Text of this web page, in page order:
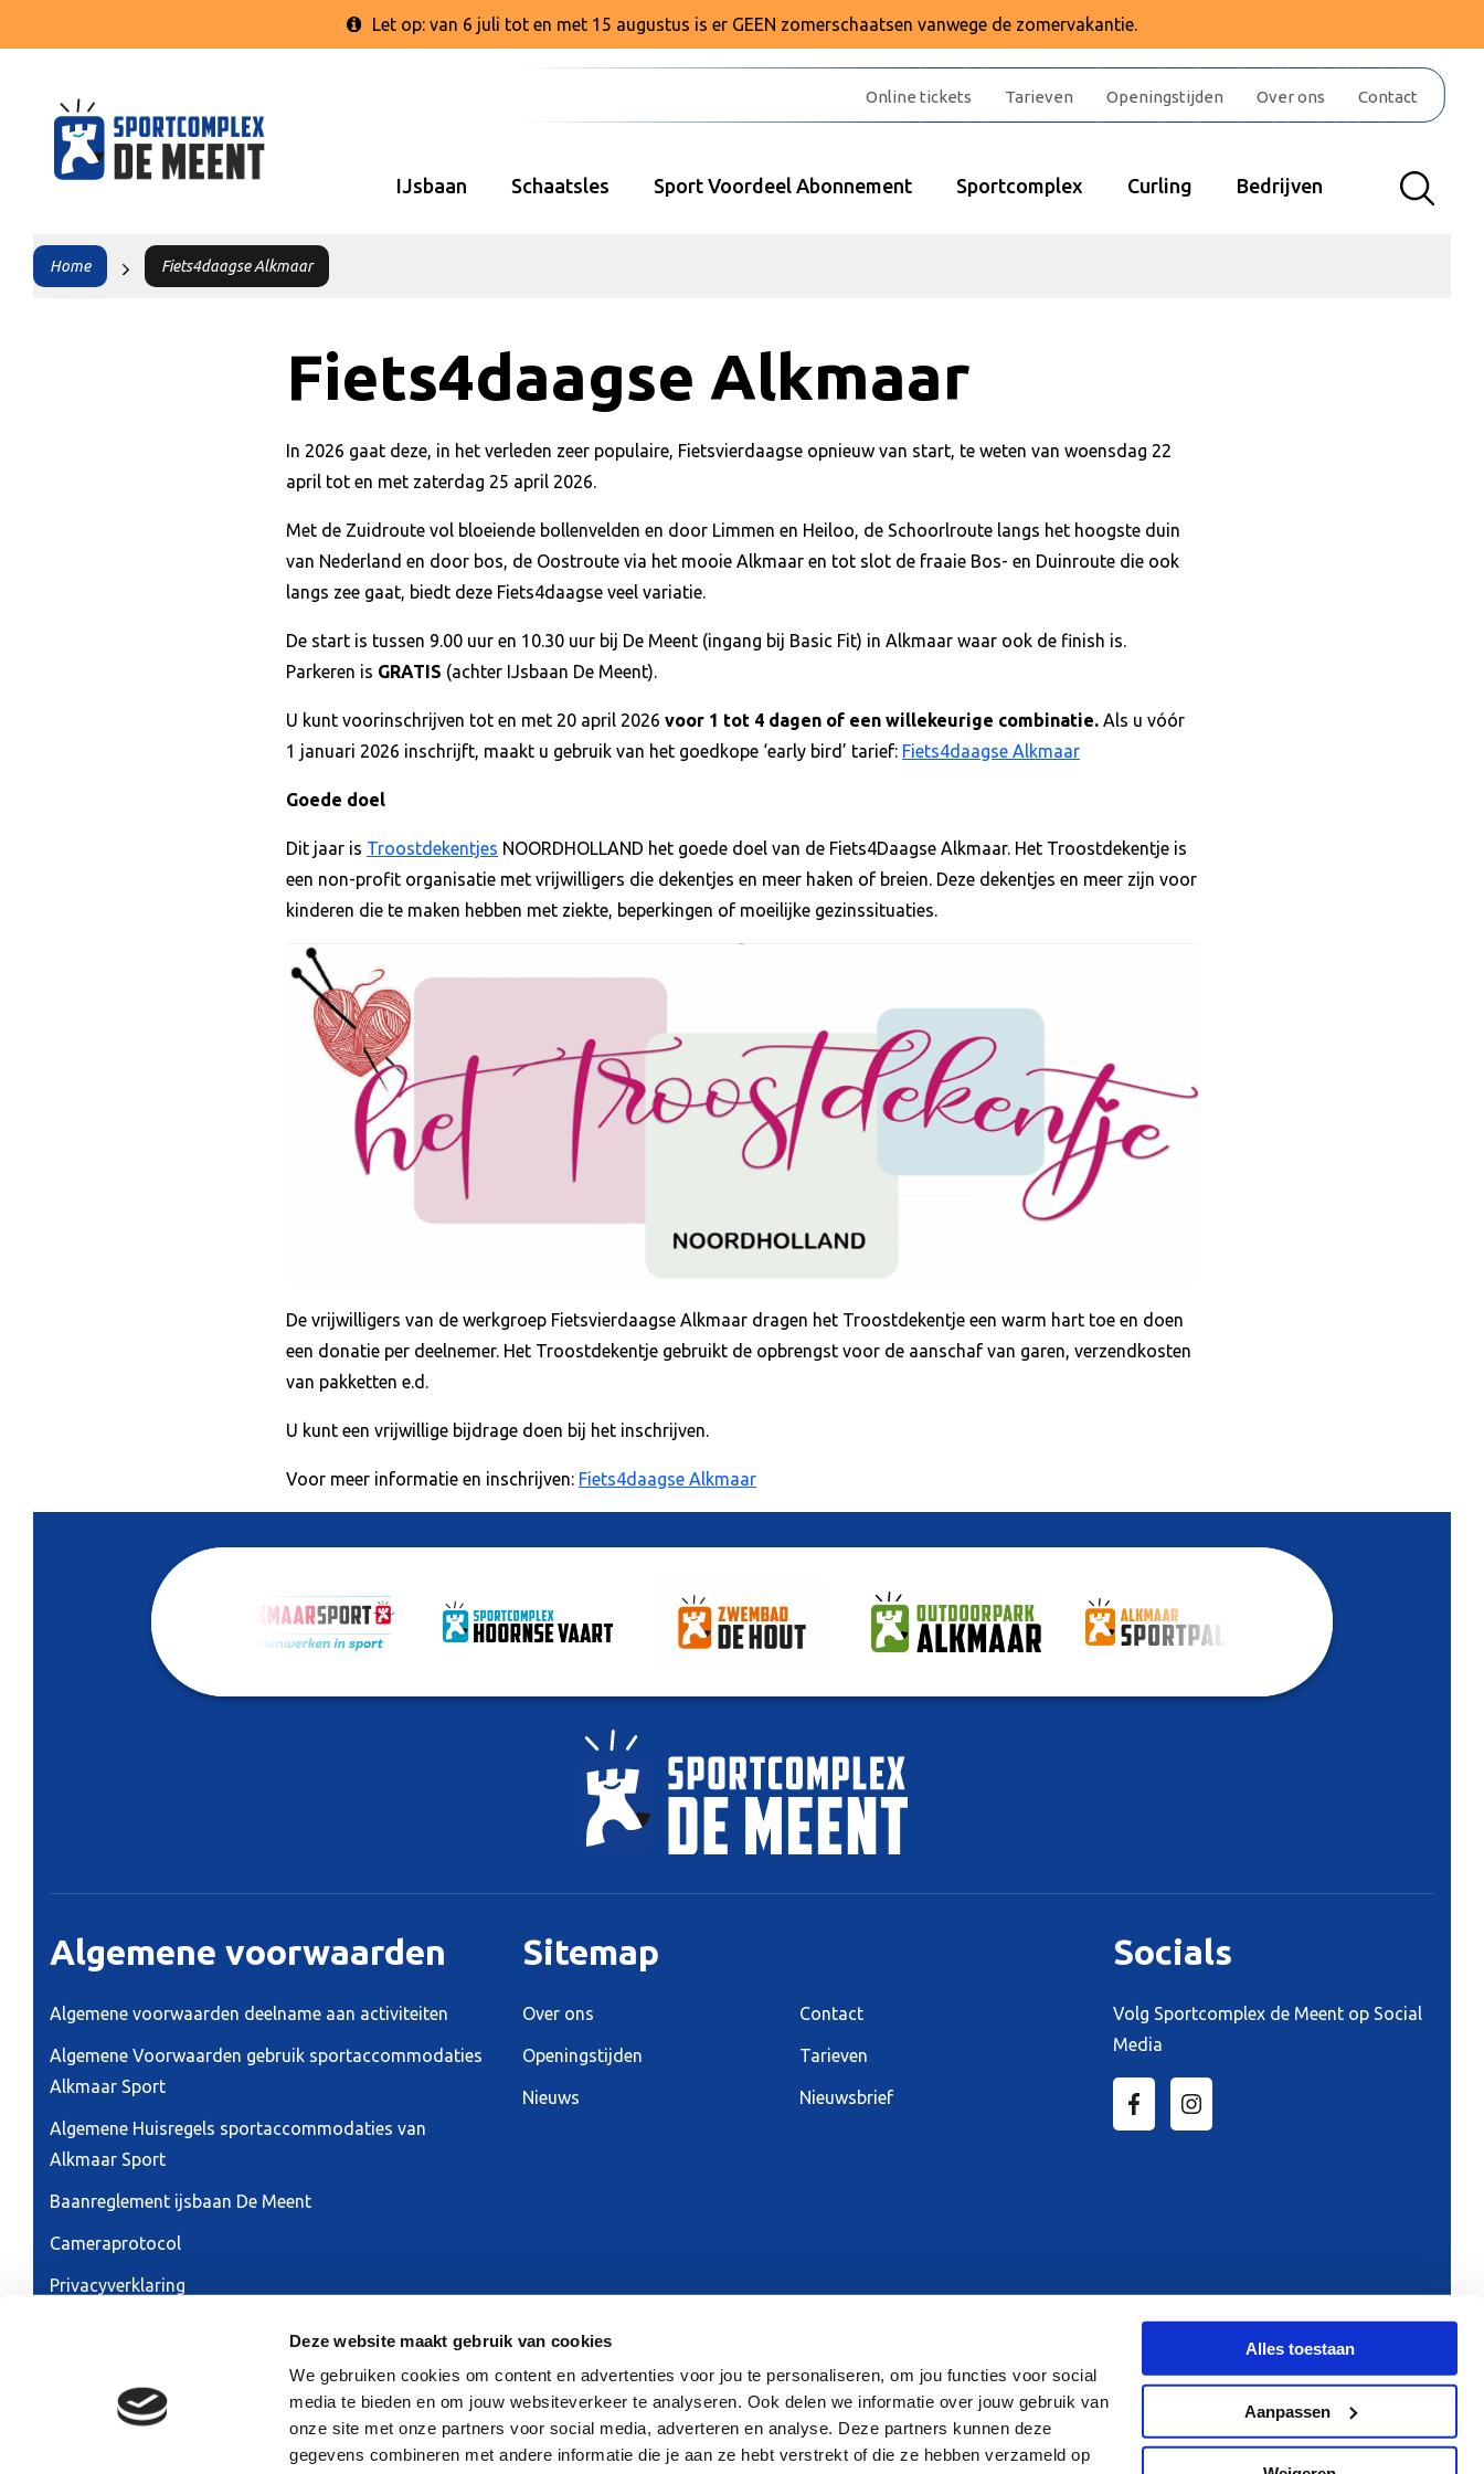
Deze website maakt gebruik van cookies
We gebruiken cookies om content en advertenties voor jou te personaliseren, om jou functies voor social
media te bieden en om jouw websiteverkeer te analyseren. Ook delen we informatie over jouw gebruik van
onze site met onze partners voor social media, adverteren en analyse. Deze partners kunnen deze
gegevens combineren met andere informatie die je aan ze hebt verstrekt of die ze hebben verzameld op
Alles toestaan
Aanpassen
Let op: van 6 juli tot en met 15 augustus is er GEEN zomerschaatsen vanwege de zomervakantie.
Online tickets Tarieven Openingstijden Over ons Contact
IJsbaan Schaatsles Sport Voordeel Abonnement Sportcomplex Curling Bedrijven
Home Fiets4daagse Alkmaar
Fiets4daagse Alkmaar
In 2026 gaat deze, in het verleden zeer populaire, Fietsvierdaagse opnieuw van start, te weten van woensdag 22
april tot en met zaterdag 25 april 2026.
Met de Zuidroute vol bloeiende bollenvelden en door Limmen en Heiloo, de Schoorlroute langs het hoogste duin
van Nederland en door bos, de Oostroute via het mooie Alkmaar en tot slot de fraaie Bos- en Duinroute die ook
langs zee gaat, biedt deze Fiets4daagse veel variatie.
De start is tussen 9.00 uur en 10.30 uur bij De Meent (ingang bij Basic Fit) in Alkmaar waar ook de finish is.
Parkeren is GRATIS (achter IJsbaan De Meent).
U kunt voorinschrijven tot en met 20 april 2026 voor 1 tot 4 dagen of een willekeurige combinatie. Als u vóór
1 januari 2026 inschrijft, maakt u gebruik van het goedkope ‘early bird’ tarief: Fiets4daagse Alkmaar
Goede doel
Dit jaar is Troostdekentjes NOORDHOLLAND het goede doel van de Fiets4Daagse Alkmaar. Het Troostdekentje is
een non-profit organisatie met vrijwilligers die dekentjes en meer haken of breien. Deze dekentjes en meer zijn voor
kinderen die te maken hebben met ziekte, beperkingen of moeilijke gezinssituaties.
De vrijwilligers van de werkgroep Fietsvierdaagse Alkmaar dragen het Troostdekentje een warm hart toe en doen
een donatie per deelnemer. Het Troostdekentje gebruikt de opbrengst voor de aanschaf van garen, verzendkosten
van pakketten e.d.
U kunt een vrijwillige bijdrage doen bij het inschrijven.
Voor meer informatie en inschrijven: Fiets4daagse Alkmaar
Algemene voorwaarden
Algemene voorwaarden deelname aan activiteiten
Algemene Voorwaarden gebruik sportaccommodaties
Alkmaar Sport
Algemene Huisregels sportaccommodaties van
Alkmaar Sport
Baanreglement ijsbaan De Meent
Cameraprotocol
Privacyverklaring
Sitemap
Over ons Contact
Openingstijden Tarieven
Nieuws Nieuwsbrief
Socials
Volg Sportcomplex de Meent op Social
Media
RAADHUIS.com
Schaatsen in de vakantie Schaatsles